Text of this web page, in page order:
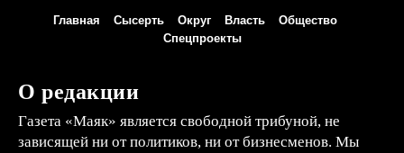
Главная Сысерть Округ Власть
Общество
Спецпроекты
О редакции
Газета «Маяк» является свободной трибуной, не
зависящей ни от политиков, ни от бизнесменов. Мы